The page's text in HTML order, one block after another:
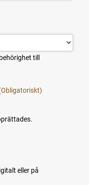
till
eller på